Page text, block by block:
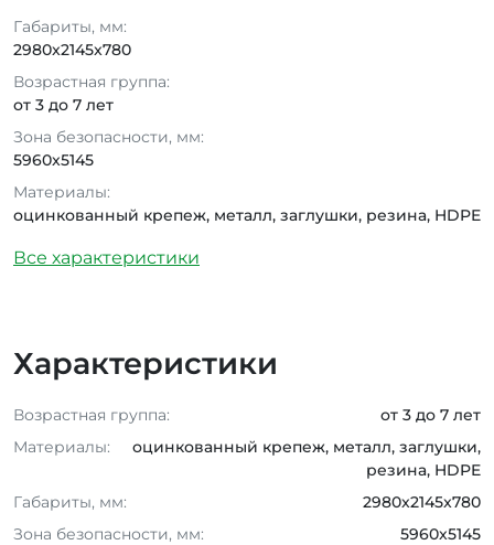
Габариты, мм:
2980x2145x780
Возрастная группа:
от 3 до 7 лет
Зона безопасности, мм:
5960x5145
Материалы:
оцинкованный крепеж, металл, заглушки, резина, HDPE
Все характеристики
Характеристики
Возрастная группа:
от 3 до 7 лет
Материалы:
оцинкованный крепеж, металл, заглушки,
резина, HDPE
Габариты, мм:
2980x2145x780
Зона безопасности, мм:
5960x5145